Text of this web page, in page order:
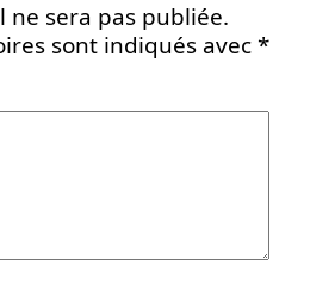
ne sera pas publiée.
sont indiqués avec*